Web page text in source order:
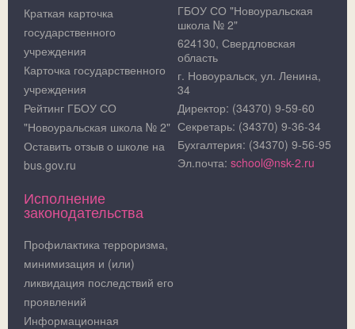
Краткая карточка
государственного
учреждения
Карточка государственного
учреждения
Рейтинг ГБОУ СО
"Новоуральская школа № 2"
Оставить отзыв о школе на
bus.gov.ru
Исполнение
законодательства
Профилактика терроризма,
минимизация и (или)
ликвидация последствий его
проявлений
Информационная
ГБОУ СО "Новоуральская
школа № 2"
624130, Свердловская
область
г. Новоуральск, ул. Ленина,
34
Директор: (34370) 9-59-60
Секретарь: (34370) 9-36-34
Бухгалтерия: (34370) 9-56-95
Эл.почта: school@nsk-2.ru